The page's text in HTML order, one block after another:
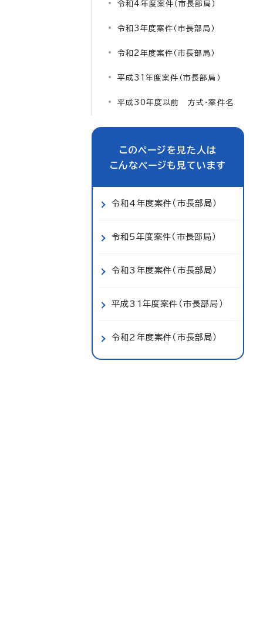
令和4年度案件（市長部局）
令和3年度案件（市長部局）
令和2年度案件（市長部局）
平成31年度案件（市長部局）
平成30年度以前 方式・案件名
このページを見た人は
こんなページも見ています
令和4年度案件（市長部局）
令和5年度案件（市長部局）
令和3年度案件（市長部局）
平成31年度案件（市長部局）
令和2年度案件（市長部局）